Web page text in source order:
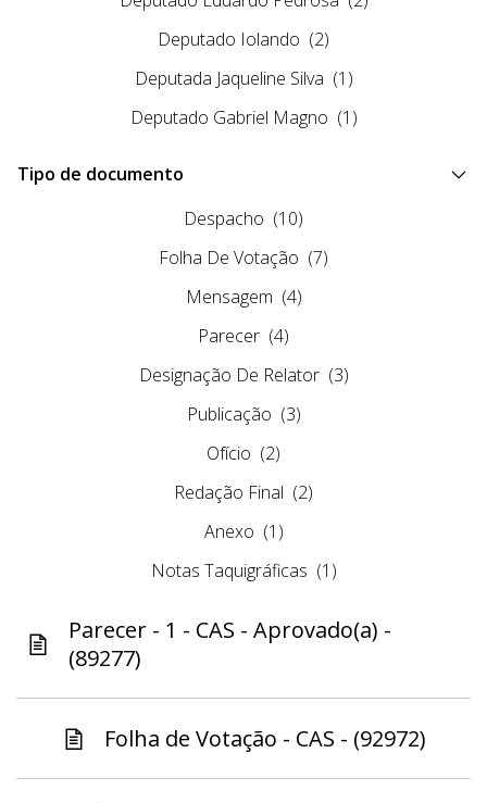
Deputado Iolando (2)
Deputada Jaqueline Silva (1)
Deputado Gabriel Magno (1)
Tipo de documento
Despacho (10)
Folha De Votação (7)
Mensagem (4)
Parecer (4)
Designação De Relator (3)
Publicação (3)
Ofício (2)
Redação Final (2)
Anexo (1)
Notas Taquigráficas (1)
Parecer - 1 - CAS - Aprovado(a) -
(89277)
Folha de Votação - CAS - (92972)